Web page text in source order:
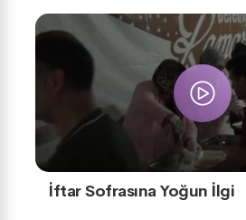
İftar Sofrasına Yoğun İlgi